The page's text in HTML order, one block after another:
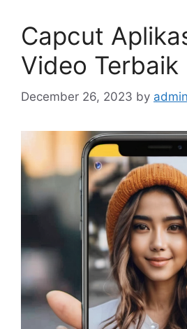
Capcut
Video Terbaik
December 26, 2023 by admin